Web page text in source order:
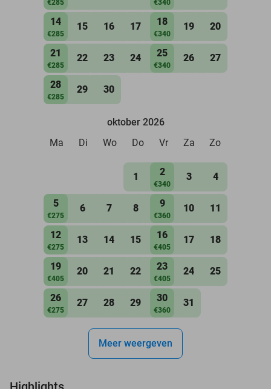
€285 €340
14
€285
15 16 17 18
€340
19 20
21
€285
22 23 24 25
€340
26 27
28
€285
29 30
oktober 2026
Ma
Di Wo Do Vr Za Zo
1 2
€340
3 4
5
€275
6 7 8 9
€360
10 11
12
€275
13 14 15 16
€405
17 18
19
€405
20 21 22 23
€405
24 25
26
€275
27 28 29 30
€360
31
Meer weergeven